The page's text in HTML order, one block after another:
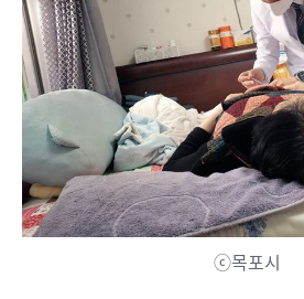
ⓒ목포시